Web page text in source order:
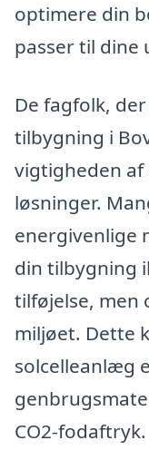
optimere din
passer til dine
De fagfolk,
tilbygning i
vigtigheden
løsninger.
energivenlige
din tilbygning
tilføjelse, men
miljøet. Dette
solcelleanlæg
CO2-fodaftryk.